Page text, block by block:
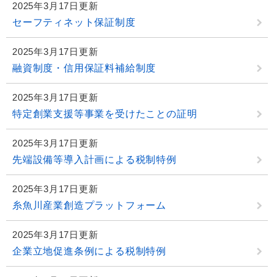
2025年3月17日更新
セーフティネット保証制度
2025年3月17日更新
融資制度・信用保証料補給制度
2025年3月17日更新
特定創業支援等事業を受けたことの証明
2025年3月17日更新
先端設備等導入計画による税制特例
2025年3月17日更新
糸魚川産業創造プラットフォーム
2025年3月17日更新
企業立地促進条例による税制特例